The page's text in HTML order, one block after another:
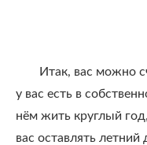
Итак, вас можно
у вас есть в
нём жить круглый
вас оставлять